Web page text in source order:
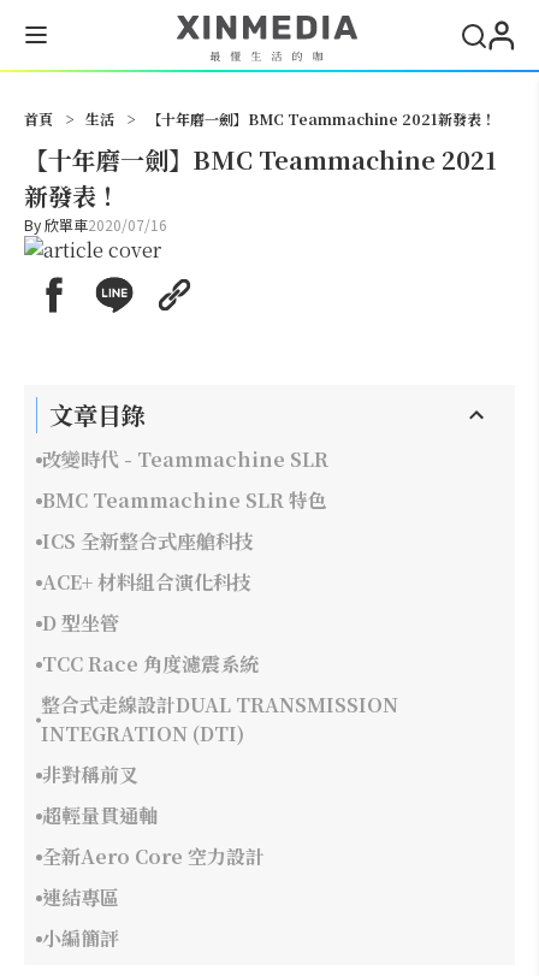
首頁 > 生活 > 【十年磨一劍】BMC Teammachine 2021新發表！
【十年磨一劍】BMC Teammachine 2021
新發表！
By欣單車2020/07/16
文章目錄
改變時代 - Teammachine SLR
BMC Teammachine SLR 特色
ICS 全新整合式座艙科技
ACE+ 材料組合演化科技
D 型坐管
TCC Race 角度濾震系統
整合式走線設計DUAL TRANSMISSION
INTEGRATION (DTI)
非對稱前叉
超輕量貫通軸
全新Aero Core 空力設計
連結專區
小編簡評